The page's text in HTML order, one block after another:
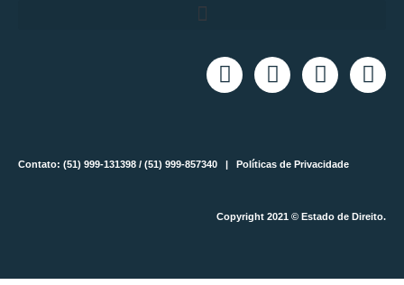
Contato: (51) 999-131398 / (51) 999-857340 | Políticas de Privacidade
Copyright 2021 © Estado de Direito.